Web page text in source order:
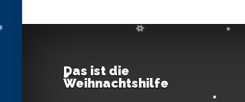
Das ist die
Weihnachtshilfe